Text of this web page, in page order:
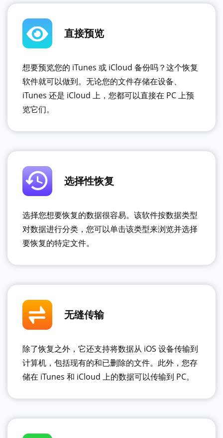
直接预览
想要预览您的 iTunes 或 iCloud 备份吗？这个恢复
软件就可以做到。无论您的文件存储在设备、
iTunes 还是 iCloud 上，您都可以直接在 PC 上预
览它们。
选择性恢复
选择您想要恢复的数据很容易。该软件按数据类型
对数据进行分类，您可以单击该类型来浏览并选择
要恢复的特定文件。
无缝传输
除了恢复之外，它还支持将数据从 iOS 设备传输到
计算机，包括现有的和已删除的文件。此外，您存
储在 iTunes 和 iCloud 上的数据可以传输到 PC。